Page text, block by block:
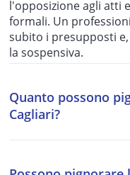
l'opposizione agli atti
formali. Un
subito i presupposti
la sospensiva.
Quanto possono
Cagliari?